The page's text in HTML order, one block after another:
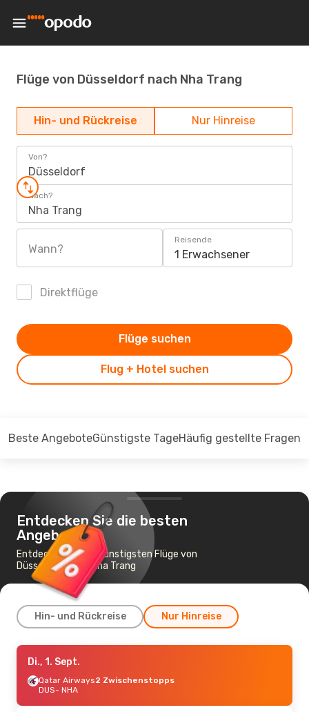
Flüge von Düsseldorf nach Nha Trang
Hin- und Rückreise Nur Hinreise
Von?
Düsseldorf
Nach?
Nha Trang
Wann?
Reisende
1 Erwachsener
Direktflüge
Flug + Hotel suchen
Flüge suchen
Beste AngeboteGünstigste TageHäufig gestellte Fragen
Entdecken Sie die besten
Angebote
Entdecken Sie die günstigsten Flüge von
Düsseldorf nach Nha Trang
Hin- und Rückreise Nur Hinreise
Fr., 28. Aug.
Lufthansa2 Zwischenstopps
DUS- NHA
NHA- DUS
Di., 1. Sept.
Qatar Airways2 Zwischenstopps
DUS- NHA